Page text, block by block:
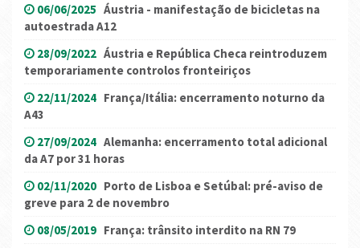
06/06/2025 Áustria - manifestação de bicicletas na
autoestrada A12
28/09/2022 Áustria e República Checa reintroduzem
temporariamente controlos fronteiriços
22/11/2024 França/Itália: encerramento noturno da
A43
27/09/2024 Alemanha: encerramento total adicional
da A7 por 31 horas
02/11/2020 Porto de Lisboa e Setúbal: pré-aviso de
greve para 2 de novembro
08/05/2019 França: trânsito interdito na RN 79